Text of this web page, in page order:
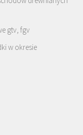
gtv, fgv
w okresie